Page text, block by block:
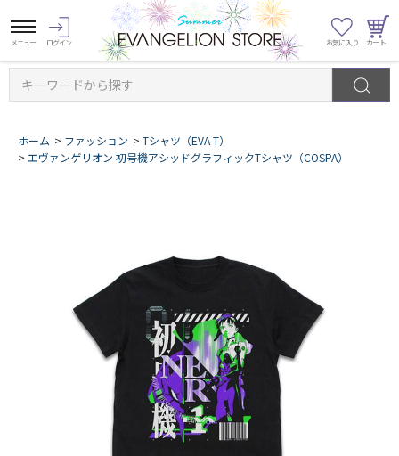
キーワードから探す
ホーム > ファッション > Tシャツ（EVA-T）
> エヴァンゲリオン 初号機アシッドグラフィックTシャツ（COSPA）